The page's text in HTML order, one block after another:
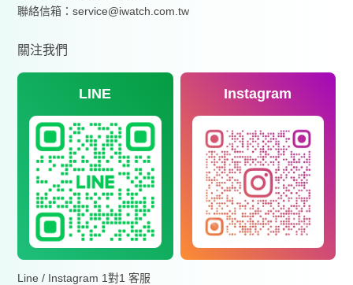
聯絡信箱：service@iwatch.com.tw
關注我們
LINE Instagram
Line / Instagram 1對1 客服